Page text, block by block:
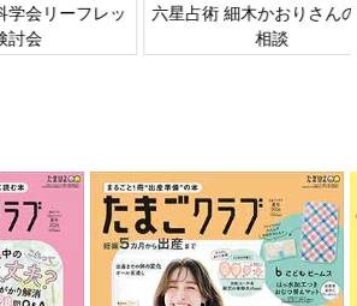
ーフレッ
六星占術 細木かおりさんの人生